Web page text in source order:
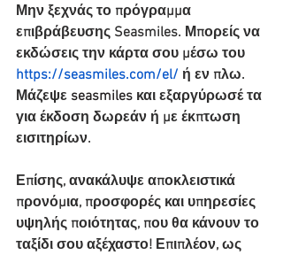
Μην ξεχνάς το πρόγραμμα
επιβράβευσης Seasmiles. Μπορείς να
εκδώσεις την κάρτα σου μέσω του
https://seasmiles.com/el/ ή εν πλω.
Μάζεψε seasmiles και εξαργύρωσέ τα
για έκδοση δωρεάν ή με έκπτωση
εισιτηρίων.
Επίσης, ανακάλυψε αποκλειστικά
προνόμια, προσφορές και υπηρεσίες
υψηλής ποιότητας, που θα κάνουν το
ταξίδι σου αξέχαστο! Επιπλέον, ως